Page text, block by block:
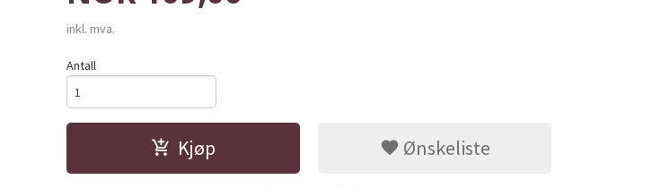
inkl. mva.
Antall
Kjøp Ønskeliste